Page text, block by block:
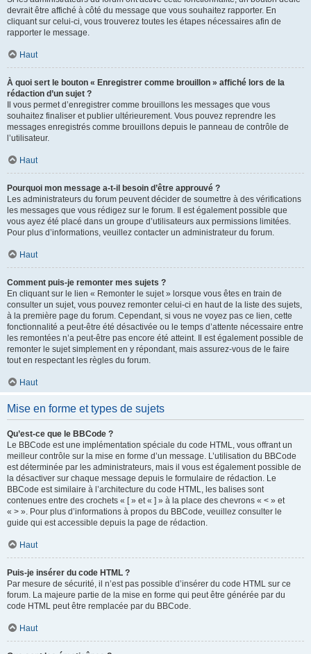
devrait être affiché à côté du message que vous souhaitez rapporter. En
cliquant sur celui-ci, vous trouverez toutes les étapes nécessaires afin de
rapporter le message.
Haut
À quoi sert le bouton « Enregistrer comme brouillon » affiché lors de la
rédaction d’un sujet ?
Il vous permet d’enregistrer comme brouillons les messages que vous
souhaitez finaliser et publier ultérieurement. Vous pouvez reprendre les
messages enregistrés comme brouillons depuis le panneau de contrôle de
l’utilisateur.
Haut
Pourquoi mon message a-t-il besoin d’être approuvé ?
Les administrateurs du forum peuvent décider de soumettre à des vérifications
les messages que vous rédigez sur le forum. Il est également possible que
vous ayez été placé dans un groupe d’utilisateurs aux permissions limitées.
Pour plus d’informations, veuillez contacter un administrateur du forum.
Haut
Comment puis-je remonter mes sujets ?
En cliquant sur le lien « Remonter le sujet » lorsque vous êtes en train de
consulter un sujet, vous pouvez remonter celui-ci en haut de la liste des sujets,
à la première page du forum. Cependant, si vous ne voyez pas ce lien, cette
fonctionnalité a peut-être été désactivée ou le temps d’attente nécessaire entre
les remontées n’a peut-être pas encore été atteint. Il est également possible de
remonter le sujet simplement en y répondant, mais assurez-vous de le faire
tout en respectant les règles du forum.
Haut
Mise en forme et types de sujets
Qu’est-ce que le BBCode ?
Le BBCode est une implémentation spéciale du code HTML, vous offrant un
meilleur contrôle sur la mise en forme d’un message. L’utilisation du BBCode
est déterminée par les administrateurs, mais il vous est également possible de
la désactiver sur chaque message depuis le formulaire de rédaction. Le
BBCode est similaire à l’architecture du code HTML, les balises sont
contenues entre des crochets « [ » et « ] » à la place des chevrons « < » et
« > ». Pour plus d’informations à propos du BBCode, veuillez consulter le
guide qui est accessible depuis la page de rédaction.
Haut
Puis-je insérer du code HTML ?
Par mesure de sécurité, il n’est pas possible d’insérer du code HTML sur ce
forum. La majeure partie de la mise en forme qui peut être générée par du
code HTML peut être remplacée par du BBCode.
Haut